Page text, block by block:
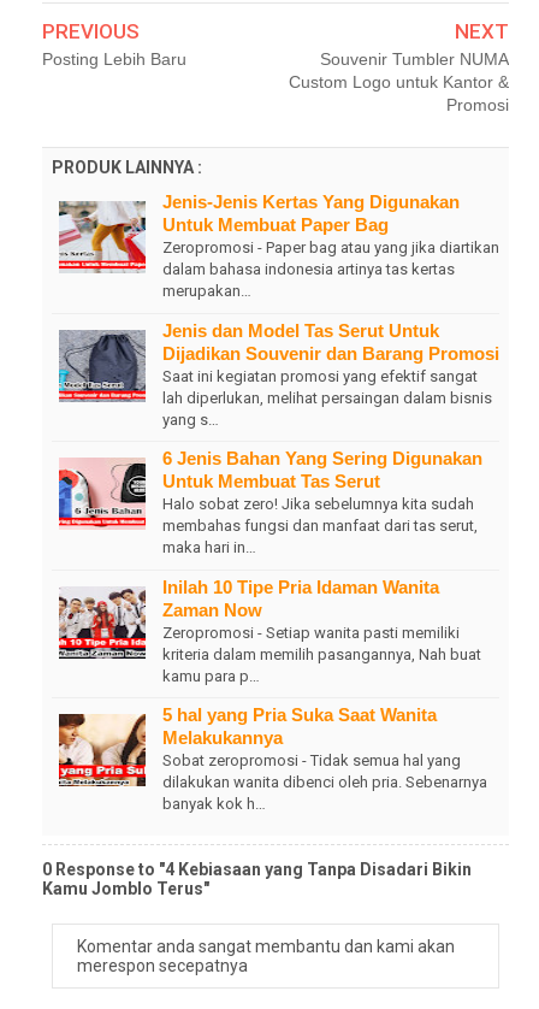
PREVIOUS
Posting Lebih Baru
NEXT
Souvenir Tumbler NUMA
Custom Logo untuk Kantor &
Promosi
PRODUK LAINNYA :
Jenis-Jenis Kertas Yang Digunakan
Untuk Membuat Paper Bag
Zeropromosi - Paper bag atau yang jika diartikan
dalam bahasa indonesia artinya tas kertas
merupakan…
Jenis dan Model Tas Serut Untuk
Dijadikan Souvenir dan Barang Promosi
Saat ini kegiatan promosi yang efektif sangat
lah diperlukan, melihat persaingan dalam bisnis
yang s…
6 Jenis Bahan Yang Sering Digunakan
Untuk Membuat Tas Serut
Halo sobat zero! Jika sebelumnya kita sudah
membahas fungsi dan manfaat dari tas serut,
maka hari in…
Inilah 10 Tipe Pria Idaman Wanita
Zaman Now
Zeropromosi - Setiap wanita pasti memiliki
kriteria dalam memilih pasangannya, Nah buat
kamu para p…
5 hal yang Pria Suka Saat Wanita
Melakukannya
Sobat zeropromosi - Tidak semua hal yang
dilakukan wanita dibenci oleh pria. Sebenarnya
banyak kok h…
0 Response to "4 Kebiasaan yang Tanpa Disadari Bikin
Kamu Jomblo Terus"
Komentar anda sangat membantu dan kami akan
merespon secepatnya